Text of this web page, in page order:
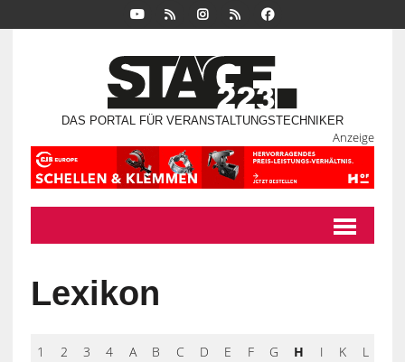
DAS PORTAL FÜR VERANSTALTUNGSTECHNIKER
Anzeige
Lexikon
1 2 3 4 A B C D E F G H I K L